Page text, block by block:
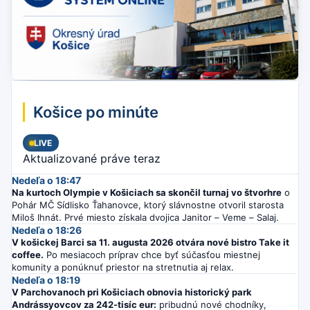
Košice po minúte
LIVE
Aktualizované práve teraz
Nedeľa o 18:47
Na kurtoch Olympie v Košiciach sa skončil turnaj vo štvorhre o
Pohár MČ Sídlisko Ťahanovce, ktorý slávnostne otvoril starosta
Miloš Ihnát. Prvé miesto získala dvojica Janitor – Veme – Salaj.
Nedeľa o 18:26
V košickej Barci sa 11. augusta 2026 otvára nové bistro Take it
coffee. Po mesiacoch príprav chce byť súčasťou miestnej
komunity a ponúknuť priestor na stretnutia aj relax.
Nedeľa o 18:19
V Parchovanoch pri Košiciach obnovia historický park
Andrássyovcov za 242-tisíc eur: pribudnú nové chodníky,